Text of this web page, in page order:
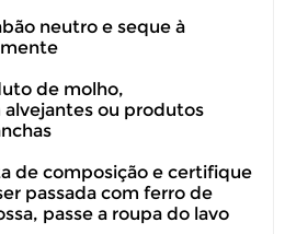
07 dias corridos, após o
do produto, para solicitar
caso seu produto
revisar aspolíticas de
neutro e seque à
de molho,
ou produtos
de composição e certifique
passada com ferro de
passe a roupa do lavo